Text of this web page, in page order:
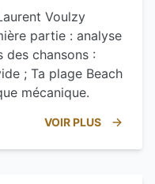
Voulzy
partie : analyse
des chansons :
; Ta plage Beach
mécanique.
VOIR PLUS